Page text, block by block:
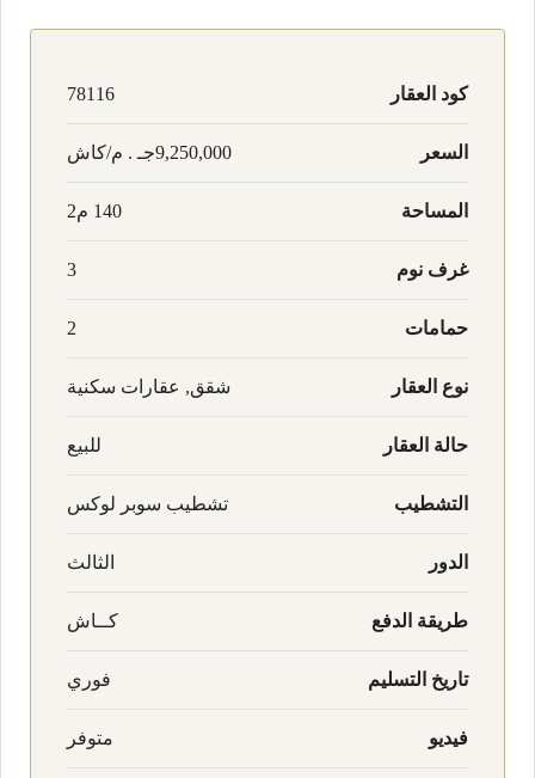
كود العقار 78116
السعر 9,250,000جـ . م/كاش
المساحة 140 م2
غرف نوم 3
حمامات 2
نوع العقار شقق, عقارات سكنية
حالة العقار للبيع
التشطيب تشطيب سوبر لوكس
الدور الثالث
طريقة الدفع كــاش
تاريخ التسليم فوري
فيديو متوفر